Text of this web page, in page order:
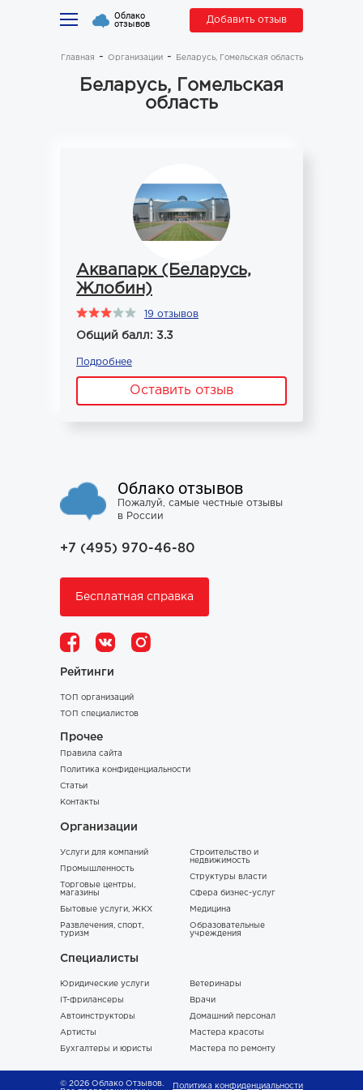
Облако
отзывов Добавить отзыв
Главная Организации Беларусь, Гомельская область
Беларусь, Гомельская
область
Аквапарк (Беларусь,
Жлобин)
19 отзывов
Общий балл: 3.3
Подробнее
Оставить отзыв
Облако отзывов
Пожалуй, самые честные отзывы
в России
+7 (495) 970-46-80
Бесплатная справка
Рейтинги
ТОП организаций
ТОП специалистов
Прочее
Правила сайта
Политика конфиденциальности
Статьи
Контакты
Организации
Услуги для компаний
Промышленность
Торговые центры,
магазины
Бытовые услуги, ЖКХ
Развлечения, спорт,
туризм
Строительство и
недвижимость
Структуры власти
Сфера бизнес-услуг
Медицина
Образовательные
учреждения
Специалисты
Юридические услуги
IT-фрилансеры
Автоинструкторы
Артисты
Бухгалтеры и юристы
Ветеринары
Врачи
Домашний персонал
Мастера красоты
Мастера по ремонту
© 2026 Облако Отзывов.
Политика конфиденциальности